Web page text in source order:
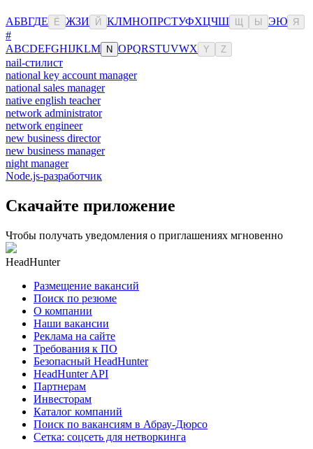
АБВГДЕ Ё ЖЗИ Й КЛМНОПРСТУФХЦЧШ Ы ЭЮ Я
#
ABCDEFGHIJKLM N OPQRSTUVWX Y Z
nail-стилист
national key account manager
national sales manager
native english teacher
network administrator
network engineer
new business director
new business manager
night manager
Node.js-разработчик
Скачайте приложение
Чтобы получать уведомления о приглашениях мгновенно
HeadHunter
Размещение вакансий
Поиск по резюме
О компании
Наши вакансии
Реклама на сайте
Требования к ПО
Безопасный HeadHunter
HeadHunter API
Партнерам
Инвесторам
Каталог компаний
Поиск по вакансиям в Абрау-Дюрсо
Сетка: соцсеть для нетворкинга